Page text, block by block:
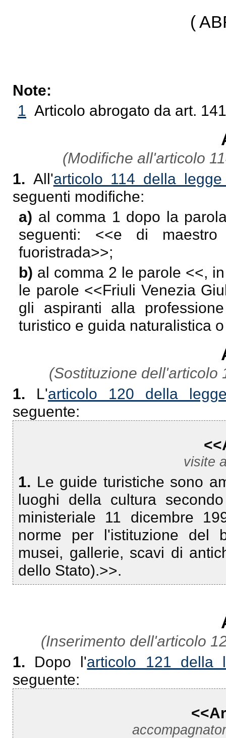
(
Note:
1 Articolo abrogato da art.
(Modifiche all'articolo
1. All'articolo 114 della
seguenti modifiche:
a) al comma 1 dopo la
seguenti: <<e di
fuoristrada>>;
b) al comma 2 le parole <<,
le parole <<Friuli Venezia
gli aspiranti alla
turistico e guida naturalistica
(Sostituzione dell'articolo
1. L'articolo 120 della
seguente:
visite
1. Le guide turistiche sono
luoghi della cultura
ministeriale 11 dicembre
norme per l'istituzione del
musei, gallerie, scavi di
dello Stato).>>.
(Inserimento dell'articolo
1. Dopo l'articolo 121 della
seguente: